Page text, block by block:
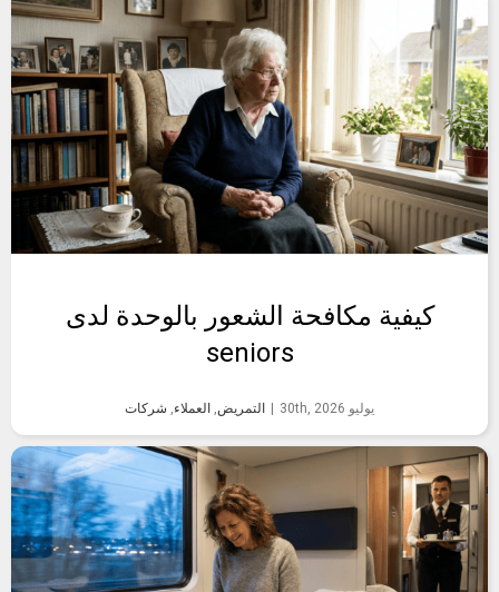
أعلى راتب
ممكن مقابل
عملك الجاد. اقرأ
مقالتنا وابدأ
مسيرتك المهنية
الناجحة اليوم.
كيفية مكافحة الشعور بالوحدة لدى
seniors
يوليو 30th, 2026 التمريض, العملاء, شركات